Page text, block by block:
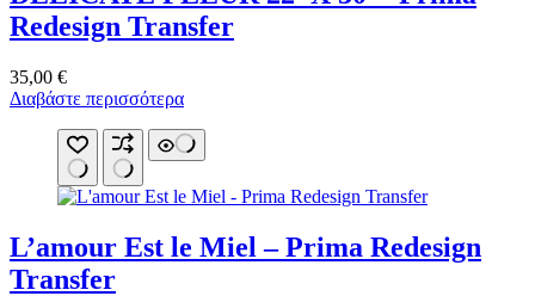
Redesign Transfer
35,00 €
Διαβάστε περισσότερα
L’amour Est le Miel – Prima Redesign
Transfer